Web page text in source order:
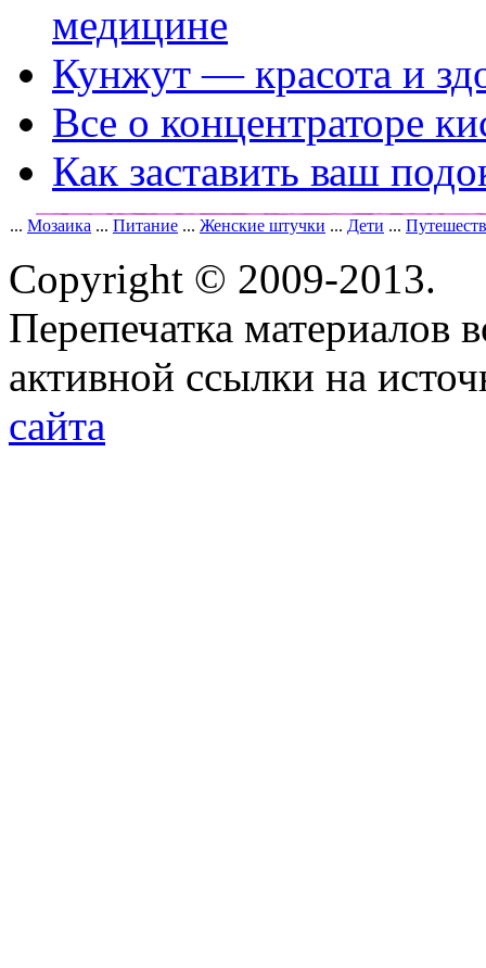
медицине
Кунжут — красота и
Все о концентраторе
Как заставить ваш
... Мозаика ... Питание ... Женские штучки ... Дети ...
Copyright © 2009-2013.
Перепечатка материалов
активной ссылки на
сайта